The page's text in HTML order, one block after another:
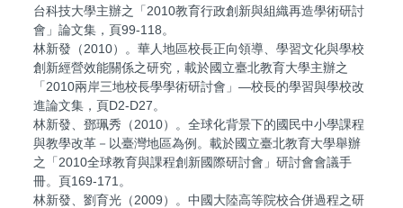
台科技大學主辦之「2010教育行政創新與組織再造學術研討
會」論文集，頁99-118。
林新發（2010）。華人地區校長正向領導、學習文化與學校
創新經營效能關係之研究，載於國立臺北教育大學主辦之
「2010兩岸三地校長學學術研討會」—校長的學習與學校改
進論文集，頁D2-D27。
林新發、鄧珮秀（2010）。全球化背景下的國民中小學課程
與教學改革－以臺灣地區為例。載於國立臺北教育大學舉辦
之「2010全球教育與課程創新國際研討會」研討會會議手
冊。頁169-171。
林新發、劉育光（2009）。中國大陸高等院校合併過程之研